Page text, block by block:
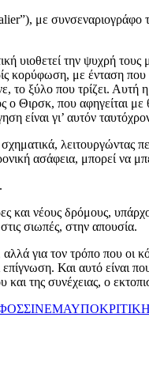
με συνσεναριογράφο
υιοθετεί την ψυχρή
κορύφωση, με ένταση
το ξύλο που τρίζει. Αυτή
ο Θιρσκ, που αφηγείται
είναι γι’ αυτόν
σχηματικά,
ασάφεια, μπορεί να
και νέους δρόμους,
σιωπές, στην απουσία.
για τον τρόπο που
Και αυτό είναι
της συνέχειας, ο
ΣΙΝΕΜΑΥΠΟΚΡΙΤΙΚΗ